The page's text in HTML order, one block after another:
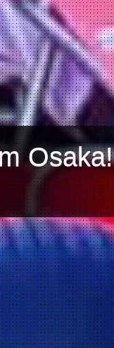
Osaka!